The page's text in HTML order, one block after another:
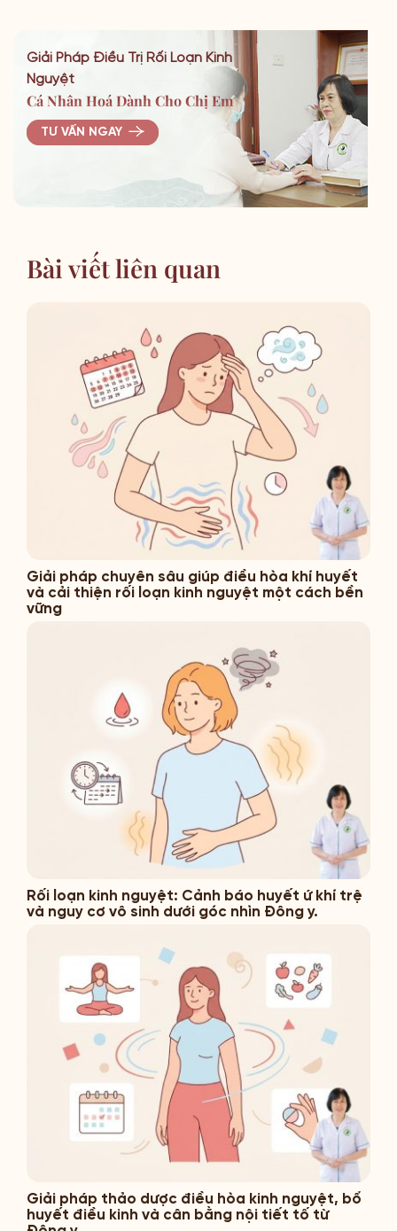
Giải Pháp Điều Trị Rối Loạn Kinh
Nguyệt
Cá Nhân Hoá Dành Cho Chị Em
TƯ VẤN NGAY
Bài viết liên quan
Giải pháp chuyên sâu giúp điều hòa khí huyết
và cải thiện rối loạn kinh nguyệt một cách bền
vững
Rối loạn kinh nguyệt: Cảnh báo huyết ứ khí trệ
và nguy cơ vô sinh dưới góc nhìn Đông y.
Giải pháp thảo dược điều hòa kinh nguyệt, bổ
huyết điều kinh và cân bằng nội tiết tố từ